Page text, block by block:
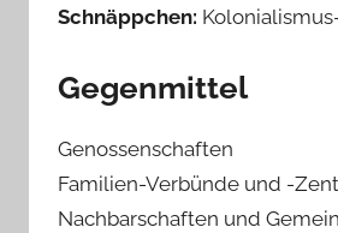
Schnäppchen:
Gegenmittel
Genossenschaften
Familien-Verbünde und -
Nachbarschaften und